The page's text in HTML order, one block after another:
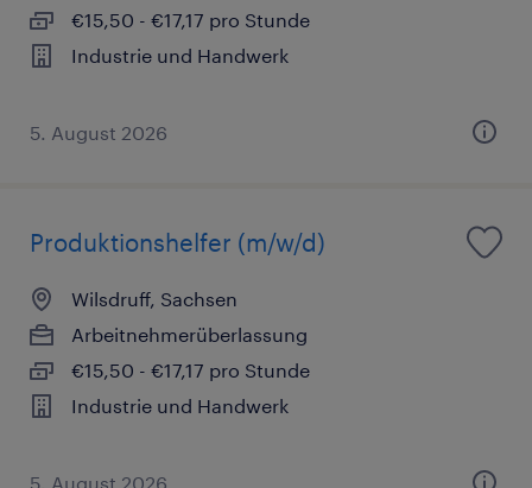
€15,50 - €17,17 pro Stunde
Industrie und Handwerk
5. August 2026
Produktionshelfer (m/w/d)
Wilsdruff, Sachsen
Arbeitnehmerüberlassung
€15,50 - €17,17 pro Stunde
Industrie und Handwerk
5. August 2026